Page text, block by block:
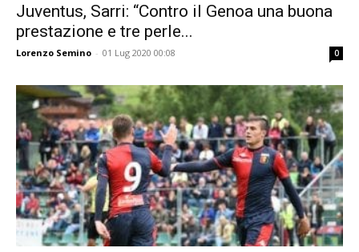
Juventus, Sarri: “Contro il Genoa una buona
prestazione e tre perle...
Lorenzo Semino - 01 Lug 2020 00:08 0